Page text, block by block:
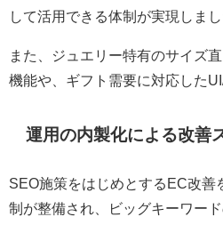
して活用できる体制が実現しまし
また、ジュエリー特有のサイズ
機能や、ギフト需要に対応した
運用の内製化による改善
SEO施策をはじめとするEC改善
制が整備され、ビッグキーワー